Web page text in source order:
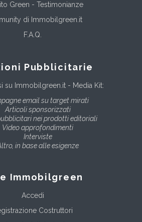
Green - Testimonianze
di Immobilgreen.it
F.A.Q.
Pubblicitarie
su Immobilgreen.it - Media Kit:
email su target mirati
Articoli sponsorizzati
nei prodotti editoriali
Video approfondimenti
Interviste
in base alle esigenze
Immobilgreen
Accedi
Costruttori